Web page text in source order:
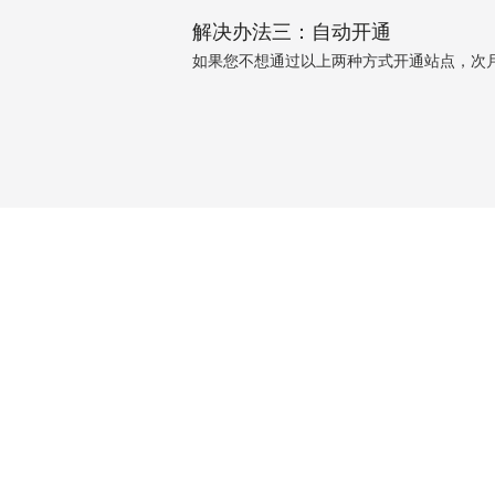
解决办法三：自动开通
如果您不想通过以上两种方式开通站点，次